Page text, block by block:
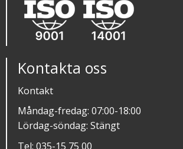
Kontakta oss
Kontakt
Måndag-fredag: 07:00-18:00
Lördag-söndag: Stängt
Tel: 035-15 75 00